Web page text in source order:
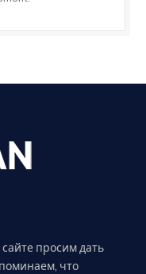
просим дать
что